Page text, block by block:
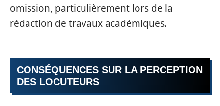
omission, particulièrement lors de la
rédaction de travaux académiques.
CONSÉQUENCES SUR LA PERCEPTION
DES LOCUTEURS